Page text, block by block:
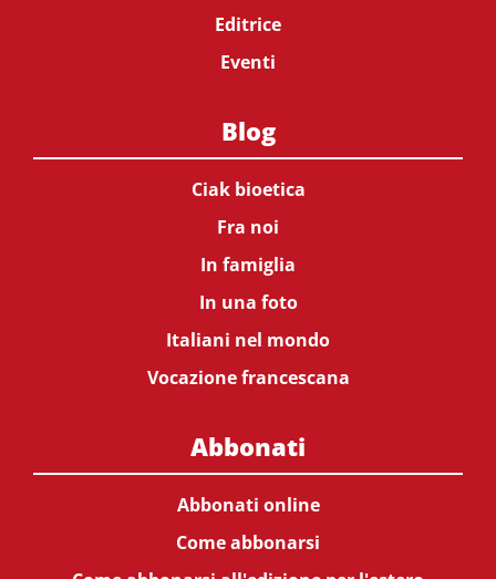
Editrice
Eventi
Blog
Ciak bioetica
Fra noi
In famiglia
In una foto
Italiani nel mondo
Vocazione francescana
Abbonati
Abbonati online
Come abbonarsi